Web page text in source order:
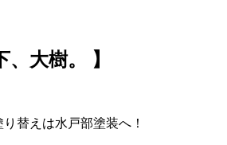
、大樹。 】
替えは水戸部塗装へ！